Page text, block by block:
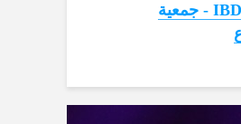
‏IBDAA - جمعية